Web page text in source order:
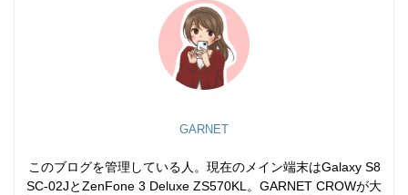
GARNET
このブログを管理している人。現在のメイン端末はGalaxy S8
SC-02JとZenFone 3 Deluxe ZS570KL。GARNET CROWが大